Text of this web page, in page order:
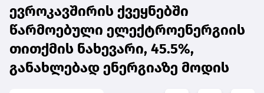
ევროკავშირის ქვეყნებში
წარმოებული ელექტროენერგიის
თითქმის ნახევარი, 45.5%,
განახლებად ენერგიაზე მოდის